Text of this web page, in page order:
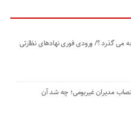
می گذرد ؟/ ورودی فوری نهادهای نظارتی
مدیران غیربومی؛ چه شد آن